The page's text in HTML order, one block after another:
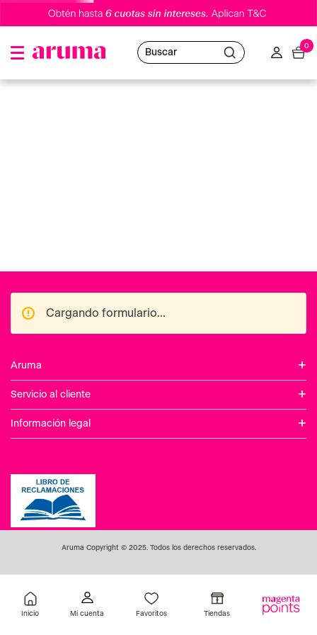
Buscar
0
Inicio Favoritos Tiendas
Cargando formulario...
Aruma +
Servicio al cliente +
Información legal +
Aruma Copyright © 2025. Todos los derechos reservados.